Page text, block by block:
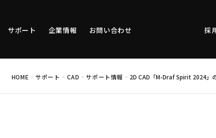
サポート 企業情報 お問い合わせ 採
HOME -サポート - CAD -サポート情報 - 2D CAD「M-Draf Spirit 2024」